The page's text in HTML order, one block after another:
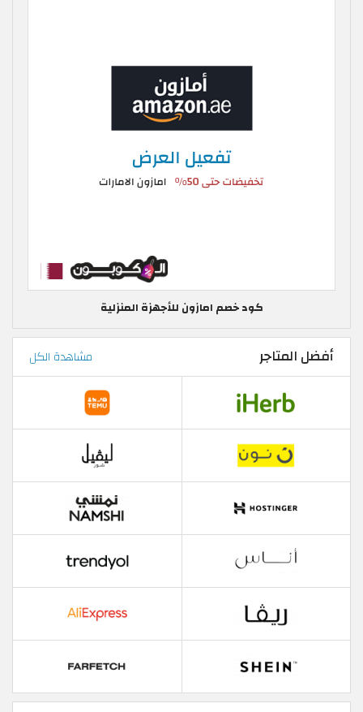
كود خصم امازون للأجهزة المنزلية
أفضل المتاجر مشاهدة الكل